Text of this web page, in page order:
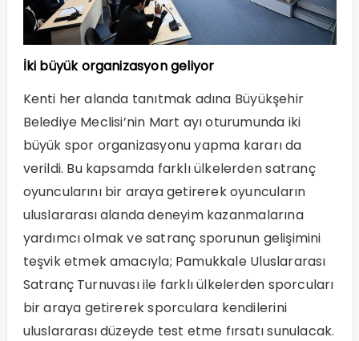
İki büyük organizasyon geliyor
Kenti her alanda tanıtmak adına Büyükşehir
Belediye Meclisi’nin Mart ayı oturumunda iki
büyük spor organizasyonu yapma kararı da
verildi. Bu kapsamda farklı ülkelerden satranç
oyuncularını bir araya getirerek oyuncuların
uluslararası alanda deneyim kazanmalarına
yardımcı olmak ve satranç sporunun gelişimini
teşvik etmek amacıyla; Pamukkale Uluslararası
Satranç Turnuvası ile farklı ülkelerden sporcuları
bir araya getirerek sporculara kendilerini
uluslararası düzeyde test etme fırsatı sunulacak.